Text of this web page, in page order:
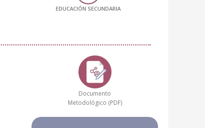
EDUCACIÓN SECUNDARIA
Documento
Metodológico (PDF)